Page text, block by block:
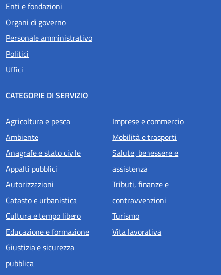
Enti e fondazioni
Organi di governo
Personale amministrativo
Politici
Uffici
CATEGORIE DI SERVIZIO
Agricoltura e pesca
Ambiente
Anagrafe e stato civile
Appalti pubblici
Autorizzazioni
Catasto e urbanistica
Cultura e tempo libero
Educazione e formazione
Giustizia e sicurezza
pubblica
Imprese e commercio
Mobilità e trasporti
Salute, benessere e
assistenza
Tributi, finanze e
contravvenzioni
Turismo
Vita lavorativa